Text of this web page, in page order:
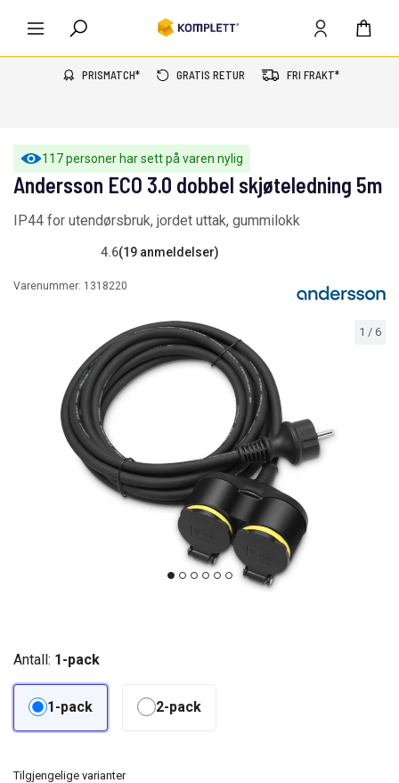
PRISMATCH* GRATIS RETUR FRI FRAKT*
117 personer har sett på varen nylig
1 / 6
Andersson ECO 3.0 dobbel skjøteledning 5m
IP44 for utendørsbruk, jordet uttak, gummilokk
4.6(19 anmeldelser)
Varenummer: 1318220
Antall: 1-pack
1-pack 2-pack
Tilgjengelige varianter